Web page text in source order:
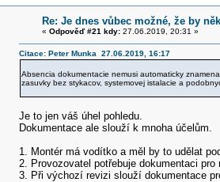
Re: Je dnes vůbec možné, že by
« Odpověď #21 kdy:27.06.2019, 20:31 »
Citace: Peter Munka 27.06.2019, 16:17
Absencia dokumentacie nemusi automaticky
zasuvky bez stykacov, systemovej istalacie a
Je to jen váš úhel pohledu.
Dokumentace ale slouží k mnoha účelům.
1. Montér má vodítko a měl by to udělat
2. Provozovatel potřebuje dokumentaci pro
3. Při výchozí revizi slouží dokumentace